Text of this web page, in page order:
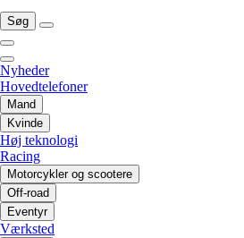
Søg
Nyheder
Hovedtelefoner
Mand
Kvinde
Høj teknologi
Racing
Motorcykler og scootere
Off-road
Eventyr
Værksted